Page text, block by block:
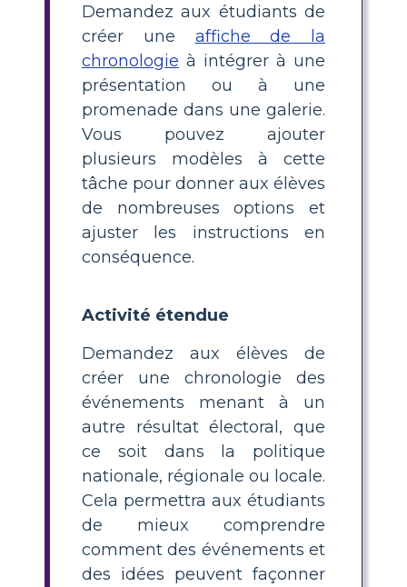
Demandez aux étudiants de
créer une affiche de la
chronologie à intégrer à une
présentation ou à une
promenade dans une galerie.
Vous pouvez ajouter
plusieurs modèles à cette
tâche pour donner aux élèves
de nombreuses options et
ajuster les instructions en
conséquence.
Activité étendue
Demandez aux élèves de
créer une chronologie des
événements menant à un
autre résultat électoral, que
ce soit dans la politique
nationale, régionale ou locale.
Cela permettra aux étudiants
de mieux comprendre
comment des événements et
des idées peuvent façonner